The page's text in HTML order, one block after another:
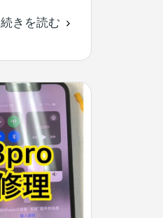
続きを読む